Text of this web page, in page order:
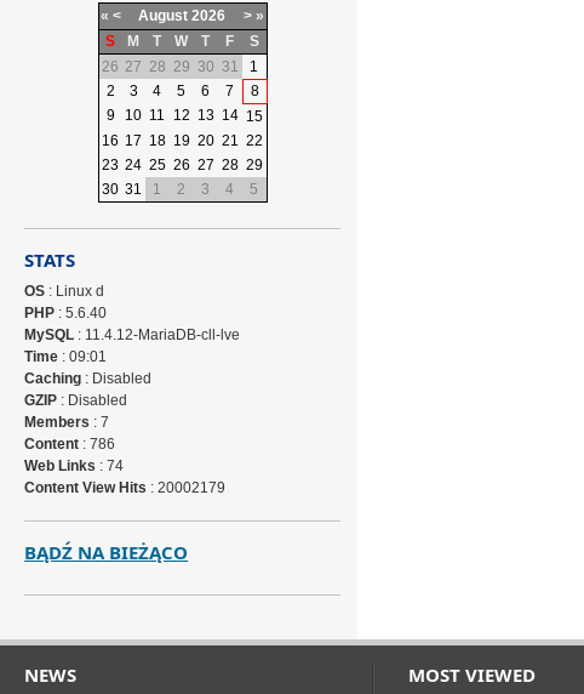
« < August 2026 > »
S
M T W T F
S
26 27 28 29 30 31
1
2
3 4 5 6 7
8
9
10 11 12 13 14 15
16 17 18 19 20 21 22
23 24 25 26 27 28 29
30 31 1 2 3 4 5
STATS
OS : Linux d
PHP : 5.6.40
MySQL : 11.4.12-MariaDB-cll-lve
Time : 09:01
Caching : Disabled
GZIP : Disabled
Members : 7
Content : 786
Web Links : 74
Content View Hits : 20002179
BĄDŹ NA BIEŻĄCO
NEWS MOST VIEWED